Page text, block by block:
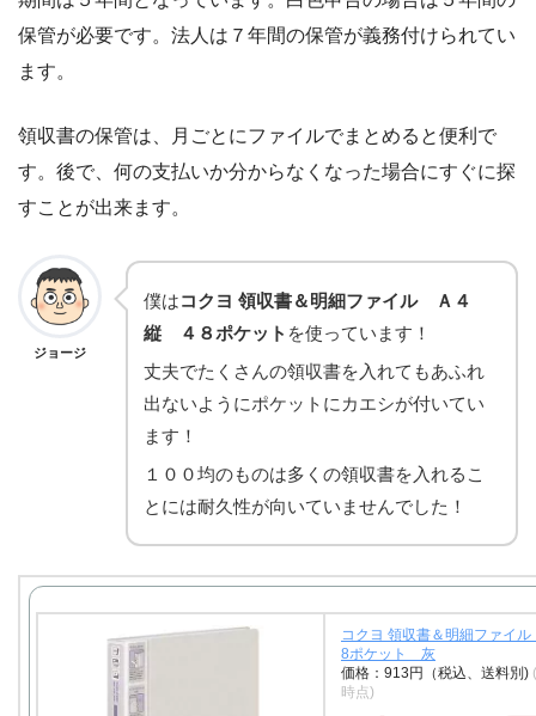
保管が必要です。法人は７年間の保管が義務付けられてい
ます。
領収書の保管は、月ごとにファイルでまとめると便利で
す。後で、何の支払いか分からなくなった場合にすぐに探
すことが出来ます。
ジョージ
僕はコクヨ 領収書＆明細ファイル Ａ４
縦 ４８ポケット を使っています！
丈夫でたくさんの領収書を入れてもあふれ
出ないようにポケットにカエシが付いてい
ます！
１００均のものは多くの領収書を入れるこ
とには耐久性が向いていませんでした！
コクヨ 領収書＆明細ファ
8ポケット 灰
価格：913円（税込、送料別)
時点)